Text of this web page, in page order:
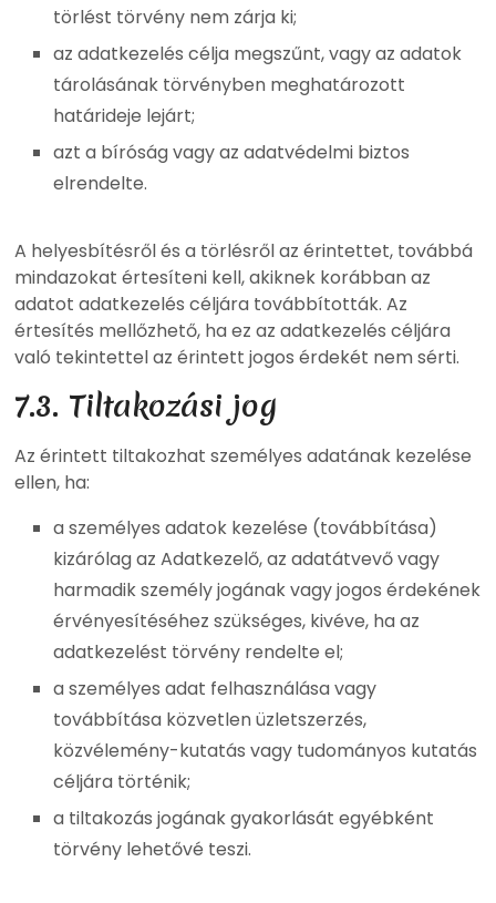
törlést törvény nem zárja ki;
az adatkezelés célja megszűnt, vagy az adatok
tárolásának törvényben meghatározott
határideje lejárt;
azt a bíróság vagy az adatvédelmi biztos
elrendelte.
A helyesbítésről és a törlésről az érintettet, továbbá
mindazokat értesíteni kell, akiknek korábban az
adatot adatkezelés céljára továbbították. Az
értesítés mellőzhető, ha ez az adatkezelés céljára
való tekintettel az érintett jogos érdekét nem sérti.
7.3. Tiltakozási jog
Az érintett tiltakozhat személyes adatának kezelése
ellen, ha:
a személyes adatok kezelése (továbbítása)
kizárólag az Adatkezelő, az adatátvevő vagy
harmadik személy jogának vagy jogos érdekének
érvényesítéséhez szükséges, kivéve, ha az
adatkezelést törvény rendelte el;
a személyes adat felhasználása vagy
továbbítása közvetlen üzletszerzés,
közvélemény-kutatás vagy tudományos kutatás
céljára történik;
a tiltakozás jogának gyakorlását egyébként
törvény lehetővé teszi.